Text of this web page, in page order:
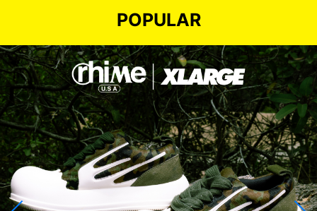
POPULAR